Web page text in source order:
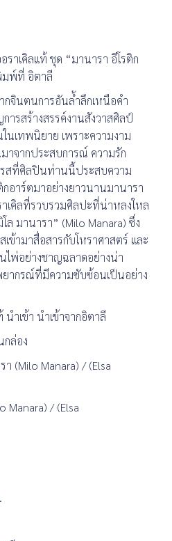
ราเคิลแท้ ชุด “มานารา อีโรติก
มพ์ที่ อิตาลี
กจินตนการอันล้ำลึกเหนือคำ
รสร้างสรรค์งานสังวาสศิลป์
นเทพนิยาย เพราะความงาม
จากประสบการณ์ ความรัก
รสที่ศิลปินท่านนี้ประสบความ
กอาร์ตมาอย่างยาวนานมานารา
าเคิลที่รวบรวมศิลปะที่น่าหลงใหล
มานารา” (Milo Manara) ซึ่ง
ข้ามาสื่อสารกับโหราศาสตร์ และ
ไพ่อย่างชาญฉลาดอย่างน่า
ยากรณ์ที่มีความซับซ้อนเป็นอย่าง
ำเข้า นำเข้าจากอิตาลี
กล่อง
(Milo Manara) / (Elsa
Manara) / (Elsa